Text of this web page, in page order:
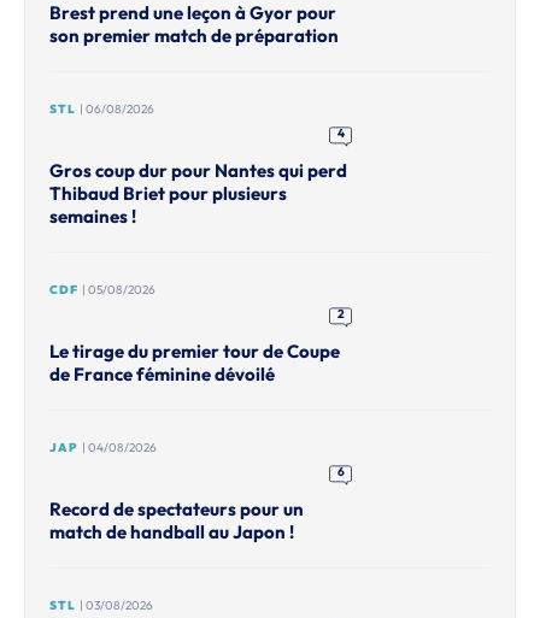
Brest prend une leçon à Gyor pour
son premier match de préparation
STL | 06/08/2026
4
Gros coup dur pour Nantes qui perd
Thibaud Briet pour plusieurs
semaines !
CDF | 05/08/2026
2
Le tirage du premier tour de Coupe
de France féminine dévoilé
JAP | 04/08/2026
6
Record de spectateurs pour un
match de handball au Japon !
STL | 03/08/2026